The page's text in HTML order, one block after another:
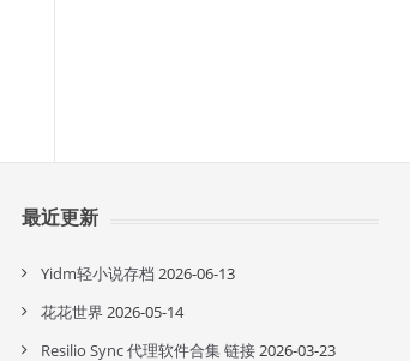
最近更新
Yidm轻小说存档 2026-06-13
花花世界 2026-05-14
Resilio Sync 代理软件合集 链接2026-03-23